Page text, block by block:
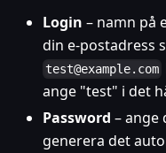
Login – namn på
din e-postadress
test@example.com
ange "test" i det
Password – ange
generera det